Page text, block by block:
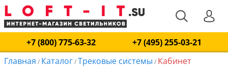
+7 (800) 775-63-32
+7 (495) 255-03-21
Главная / Каталог/Трековые системы / Кабинет